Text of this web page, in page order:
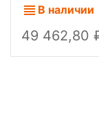
В наличии
49 462,80